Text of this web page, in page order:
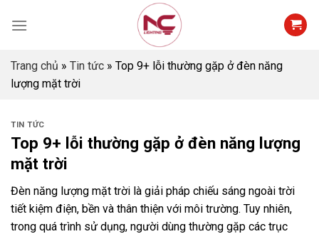
Trang chủ » Tin tức » Top 9+ lỗi thường gặp ở đèn năng
lượng mặt trời
TIN TỨC
Top 9+ lỗi thường gặp ở đèn năng lượng
mặt trời
Đèn năng lượng mặt trời là giải pháp chiếu sáng ngoài trời
tiết kiệm điện, bền và thân thiện với môi trường. Tuy nhiên,
trong quá trình sử dụng, người dùng thường gặp các trục